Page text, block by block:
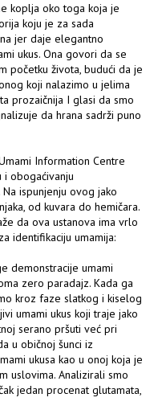
koplja oko toga koja je
koju je za sada
jer daje elegantno
ukus. Ona govori da se
početku života, budući da je
koji nalazimo u jelima
prozaičnija I glasi da smo
da hrana sadrži puno
Information Centre
i obogaćivanju
ispunjenju ovog jako
od kuvara do hemičara.
da ova ustanova ima vrlo
identifikaciju umamija:
demonstracije umami
zero paradajz. Kada ga
kroz faze slatkog i kiselog
umami ukus koji traje jako
serano pršuti već pri
u običnoj šunci iz
ukusa kao u onoj koja je
uslovima. Analizirali smo
jedan procenat glutamata,